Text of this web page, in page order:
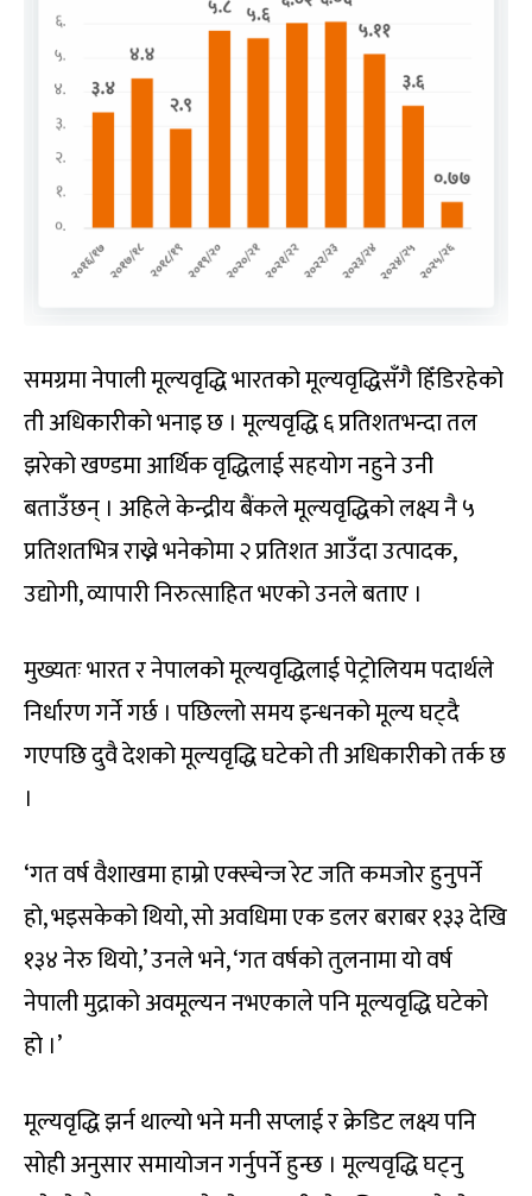
समग्रमा नेपाली मूल्यवृद्धि भारतको मूल्यवृद्धिसँगै हिँडिरहेको
ती अधिकारीको भनाइ छ । मूल्यवृद्धि ६ प्रतिशतभन्दा तल
झरेको खण्डमा आर्थिक वृद्धिलाई सहयोग नहुने उनी
बताउँछन् । अहिले केन्द्रीय बैंकले मूल्यवृद्धिको लक्ष्य नै ५
प्रतिशतभित्र राख्ने भनेकोमा २ प्रतिशत आउँदा उत्पादक,
उद्योगी, व्यापारी निरुत्साहित भएको उनले बताए ।
मुख्यतः भारत र नेपालको मूल्यवृद्धिलाई पेट्रोलियम पदार्थले
निर्धारण गर्ने गर्छ । पछिल्लो समय इन्धनको मूल्य घट्दै
गएपछि दुवै देशको मूल्यवृद्धि घटेको ती अधिकारीको तर्क छ
।
‘गत वर्ष वैशाखमा हाम्रो एक्स्चेन्ज रेट जति कमजोर हुनुपर्ने
हो, भइसकेको थियो, सो अवधिमा एक डलर बराबर १३३ देखि
१३४ नेरु थियो,’ उनले भने, ‘गत वर्षको तुलनामा यो वर्ष
नेपाली मुद्राको अवमूल्यन नभएकाले पनि मूल्यवृद्धि घटेको
हो ।’
मूल्यवृद्धि झर्न थाल्यो भने मनी सप्लाई र क्रेडिट लक्ष्य पनि
सोही अनुसार समायोजन गर्नुपर्ने हुन्छ । मूल्यवृद्धि घट्नु